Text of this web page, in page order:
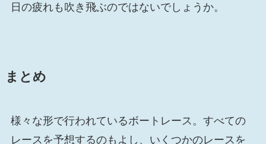
日の疲れも吹き飛ぶのではないでしょうか。
まとめ
様々な形で行われているボートレース。すべての
レースを予想するのもよし、いくつかのレースを